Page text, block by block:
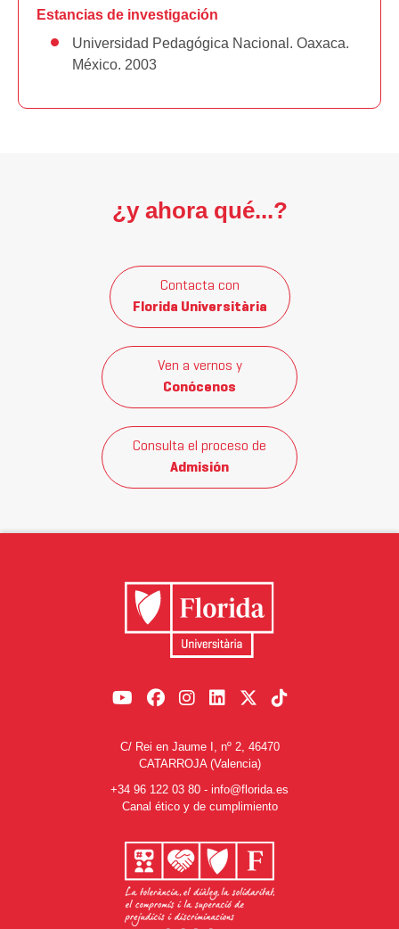
Estancias de investigación
Universidad Pedagógica Nacional. Oaxaca.
México. 2003
¿y ahora qué...?
Contacta con
Florida Universitària
Ven a vernos y
Conócenos
Consulta el proceso de
Admisión
C/ Rei en Jaume I, nº 2, 46470
CATARROJA (Valencia)
+34 96 122 03 80 - info@florida.es
Canal ético y de cumplimiento